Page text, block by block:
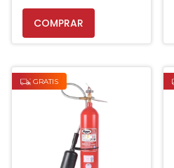
COMPRAR
GRATIS